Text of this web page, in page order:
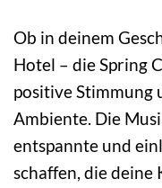
Ob in deinem
Hotel – die Spring
positive Stimmung
Ambiente. Die
entspannte und
schaffen, die